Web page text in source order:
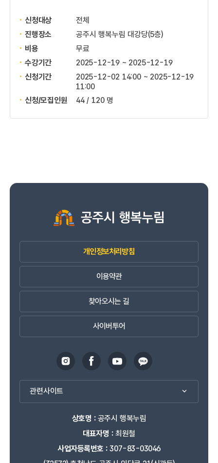
신청대상
전체
진행장소
공주시 행복누림 대강당(5층)
비용
무료
수강기간
2025-12-19 ~ 2025-12-19
신청기간
2025-12-02 14:00 ~ 2025-12-19
11:00
신청/모집인원
44 / 120 명
개인정보처리방침
이용약관
찾아오시는 길
사이버투어
관련사이트
상호명 :공주시 행복누림
대표자명 :최원철
사업자등록번호 :307-83-03046